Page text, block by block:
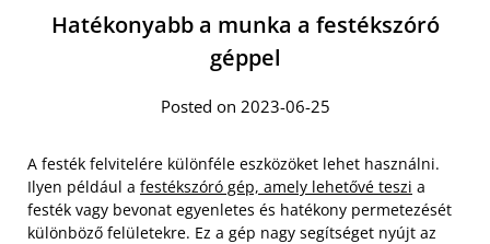
Hatékonyabb a munka a festékszóró
géppel
Posted on 2023-06-25
A festék felvitelére különféle eszközöket lehet használni.
Ilyen például a festékszóró gép, amely lehetővé teszi a
festék vagy bevonat egyenletes és hatékony permetezését
különböző felületekre. Ez a gép nagy segítséget nyújt az